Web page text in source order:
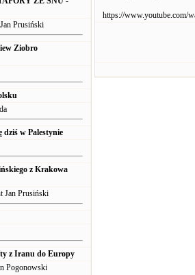
Prusiński
Ziobro
dziś w Palestynie
z Krakowa
Prusiński
z Iranu do Europy
https://www.youtube.com/